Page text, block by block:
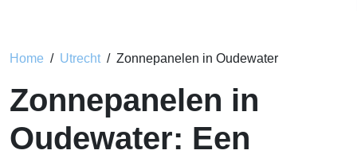
Home Utrecht Zonnepanelen in Oudewater
Zonnepanelen in
Oudewater: Een